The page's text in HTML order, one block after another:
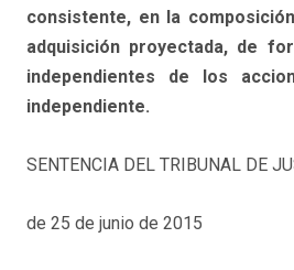
consistente, en la
adquisición proyectada, de
independientes de los
independiente.
SENTENCIA DEL TRIBUNAL DE
de 25 de junio de 2015